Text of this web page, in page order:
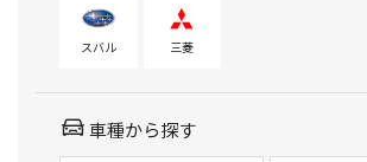
スバル 三菱
車種から探す